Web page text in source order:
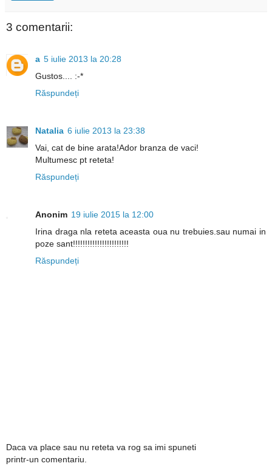
3 comentarii:
a 5 iulie 2013 la 20:28
Gustos.... :-*
Răspundeți
Natalia 6 iulie 2013 la 23:38
Vai, cat de bine arata!Ador branza de vaci!
Multumesc pt reteta!
Răspundeți
Anonim 19 iulie 2015 la 12:00
Irina draga nla reteta aceasta oua nu trebuies.sau numai in
poze sant!!!!!!!!!!!!!!!!!!!!!!!
Răspundeți
Daca va place sau nu reteta va rog sa imi spuneti
printr-un comentariu.